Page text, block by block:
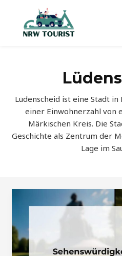
springen
Lüdenscheid ist eine Stadt
einer Einwohnerzahl von
Märkischen Kreis. Die
Geschichte als Zentrum der
Lage im